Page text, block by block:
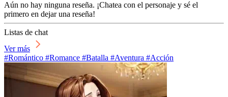
Aún no hay ninguna reseña. ¡Chatea con el personaje y sé el
primero en dejar una reseña!
Listas de chat
Ver más
#Romántico #Romance #Batalla #Aventura #Acción